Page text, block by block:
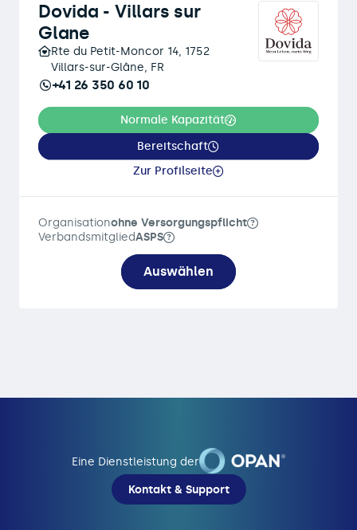
Dovida - Villars sur
Glane
Rte du Petit-Moncor 14, 1752
Villars-sur-Glâne, FR
+41 26 350 60 10
Normale Kapazität
Bereitschaft
Zur Profilseite
Organisationohne Versorgungspflicht
VerbandsmitgliedASPS
Auswählen
Eine Dienstleistung der
Kontakt & Support